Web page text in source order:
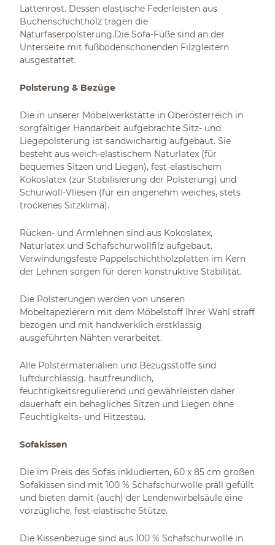
Lattenrost. Dessen elastische Federleisten aus
Buchenschichtholz tragen die
Naturfaserpolsterung.Die Sofa-Füße sind an der
Unterseite mit fußbodenschonenden Filzgleitern
ausgestattet.
Polsterung & Bezüge
Die in unserer Möbelwerkstätte in Oberösterreich in
sorgfältiger Handarbeit aufgebrachte Sitz- und
Liegepolsterung ist sandwichartig aufgebaut. Sie
besteht aus weich-elastischem Naturlatex (für
bequemes Sitzen und Liegen), fest-elastischem
Kokoslatex (zur Stabilisierung der Polsterung) und
Schurwoll-Vliesen (für ein angenehm weiches, stets
trockenes Sitzklima).
Rücken- und Armlehnen sind aus Kokoslatex,
Naturlatex und Schafschurwollfilz aufgebaut.
Verwindungsfeste Pappelschichtholzplatten im Kern
der Lehnen sorgen für deren konstruktive Stabilität.
Die Polsterungen werden von unseren
Möbeltapezierern mit dem Möbelstoff Ihrer Wahl straff
bezogen und mit handwerklich erstklassig
ausgeführten Nähten verarbeitet.
Alle Polstermaterialien und Bezugsstoffe sind
luftdurchlässig, hautfreundlich,
feuchtigkeitsregulierend und gewährleisten daher
dauerhaft ein behagliches Sitzen und Liegen ohne
Feuchtigkeits- und Hitzestau.
Sofakissen
Die im Preis des Sofas inkludierten, 60 x 85 cm großen
Sofakissen sind mit 100 % Schafschurwolle prall gefüllt
und bieten damit (auch) der Lendenwirbelsäule eine
vorzügliche, fest-elastische Stütze.
Die Kissenbezüge sind aus 100 % Schafschurwolle in